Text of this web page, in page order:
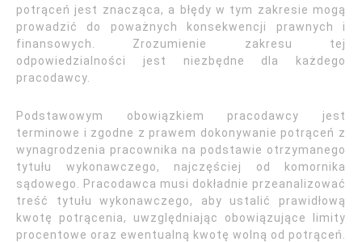
potrąceń jest znacząca, a błędy w tym zakresie mogą
prowadzić do poważnych konsekwencji prawnych i
finansowych. Zrozumienie zakresu tej
odpowiedzialności jest niezbędne dla każdego
pracodawcy.
Podstawowym obowiązkiem pracodawcy jest
terminowe i zgodne z prawem dokonywanie potrąceń z
wynagrodzenia pracownika na podstawie otrzymanego
tytułu wykonawczego, najczęściej od komornika
sądowego. Pracodawca musi dokładnie przeanalizować
treść tytułu wykonawczego, aby ustalić prawidłową
kwotę potrącenia, uwzględniając obowiązujące limity
procentowe oraz ewentualną kwotę wolną od potrąceń.